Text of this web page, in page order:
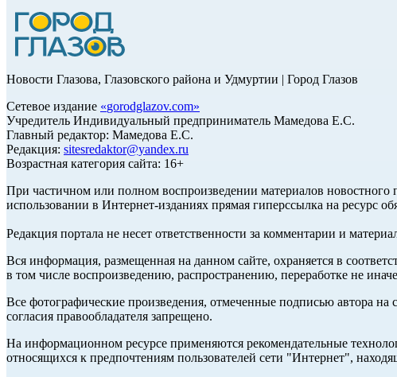
Новости Глазова, Глазовского района и Удмуртии | Город Глазов
Сетевое издание «gorodglazov.com»
Учредитель Индивидуальный предприниматель Мамедова Е.С.
Главный редактор: Мамедова Е.С.
Редакция: sitesredaktor@yandex.ru
Возрастная категория сайта: 16+
При частичном или полном воспроизведении материалов новостного
использовании в Интернет-изданиях прямая гиперссылка на ресурс
Редакция портала не несет ответственности за комментарии и
Вся информация, размещенная на данном сайте, охраняется в
в том числе воспроизведению, распространению, переработке не
Все фотографические произведения, отмеченные подписью автора на
согласия правообладателя запрещено.
На информационном ресурсе применяются рекомендательные
относящихся к предпочтениям пользователей сети "Интернет",